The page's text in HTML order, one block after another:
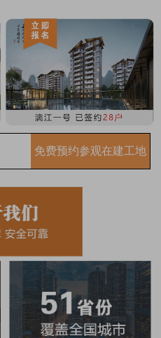
免费预约参观在建工地